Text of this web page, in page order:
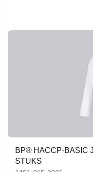
BP® HACCP-BASIC
STUKS